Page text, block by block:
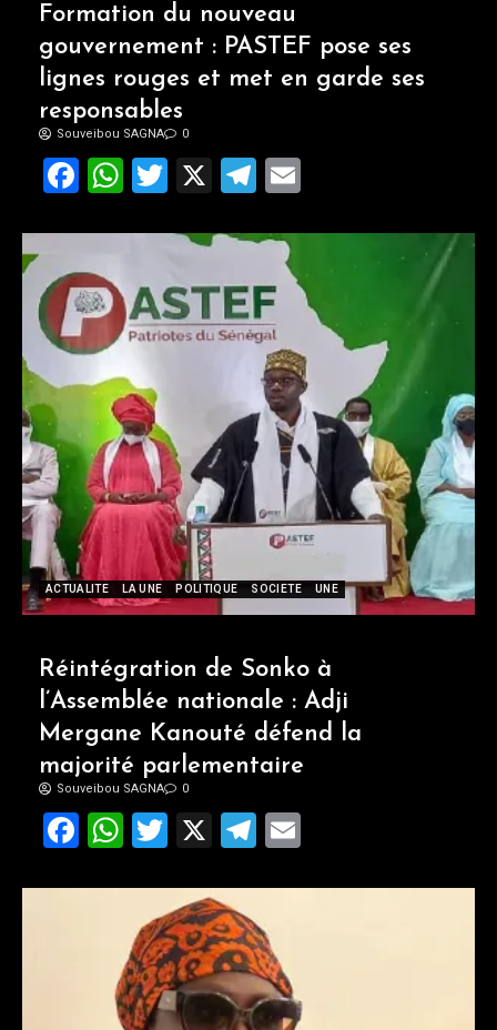
ACTUALITE LA UNE POLITIQUE SOCIETE UNE
Formation du nouveau
gouvernement : PASTEF pose ses
lignes rouges et met en garde ses
responsables
Souveibou SAGNA 0
Facebook
WhatsApp
Twitter
X Telegram
Réintégration de Sonko à
l’Assemblée nationale : Adji
Mergane Kanouté défend la
majorité parlementaire
Souveibou SAGNA 0
Facebook
WhatsApp
Twitter
X Telegram